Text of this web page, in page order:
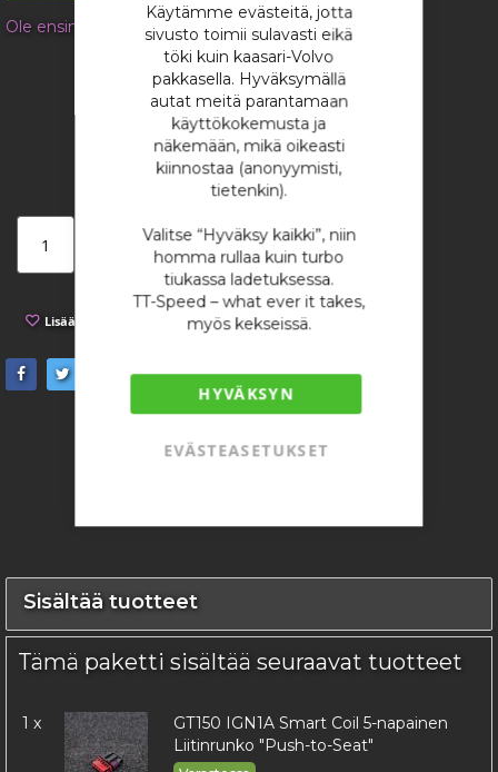
Käytämme evästeitä, jotta
sivusto toimii sulavasti eikä
töki kuin kaasari-Volvo
pakkasella. Hyväksymällä
autat meitä parantamaan
käyttökokemusta ja
näkemään, mikä oikeasti
kiinnostaa (anonyymisti,
tietenkin).
Valitse “Hyväksy kaikki”, niin
homma rullaa kuin turbo
tiukassa ladetuksessa.
TT-Speed – what ever it takes,
myös kekseissä.
HYVÄKSYN
EVÄSTEASETUKSET
Ole ensimmäinen tuotteen arvostelija
/ kappale
10,15 €
Lisää ostoskoriin
Lisää toivelistaan Lisää vertailuun
Sisältää tuotteet
Tämä paketti sisältää seuraavat tuotteet
1 x
GT150 IGN1A Smart Coil 5-napainen
Liitinrunko "Push-to-Seat"